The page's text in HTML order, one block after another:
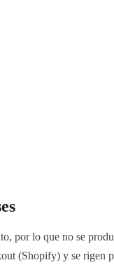
por lo que no se
(Shopify) y se rigen